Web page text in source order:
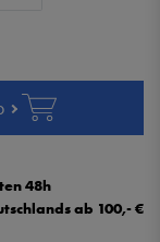
48h
ab 100,- €